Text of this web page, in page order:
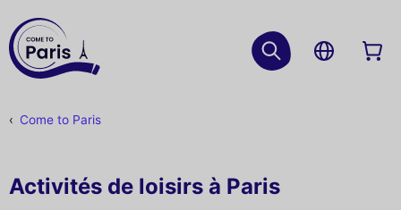
Come to Paris
Activités de loisirs à Paris